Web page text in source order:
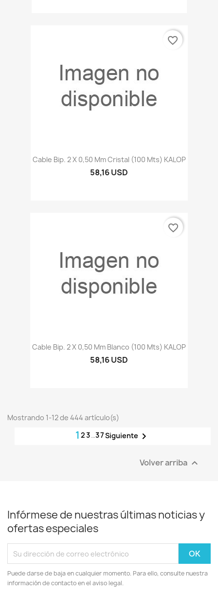
Cable Bip. 2 X 0,50 Mm Cristal (100 Mts) KALOP
58,16 USD
favorite_border
Cable Bip. 2 X 0,50 Mm Blanco (100 Mts) KALOP
58,16 USD
favorite_border
Mostrando 1-12 de 444 artículo(s)
1 23…37Siguiente 
Volver arriba 
Infórmese de nuestras últimas noticias y
ofertas especiales
Puede darse de baja en cualquier momento. Para ello, consulte nuestra
información de contacto en el aviso legal.